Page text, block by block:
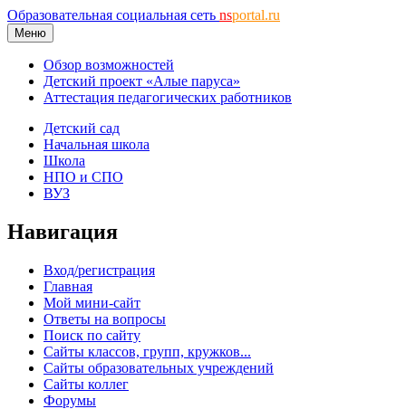
Образовательная социальная сеть nsportal.ru
Меню
Обзор возможностей
Детский проект «Алые паруса»
Аттестация педагогических работников
Детский сад
Начальная школа
Школа
НПО и СПО
ВУЗ
Навигация
Вход/регистрация
Главная
Мой мини-сайт
Ответы на вопросы
Поиск по сайту
Сайты классов, групп, кружков...
Сайты образовательных учреждений
Сайты коллег
Форумы